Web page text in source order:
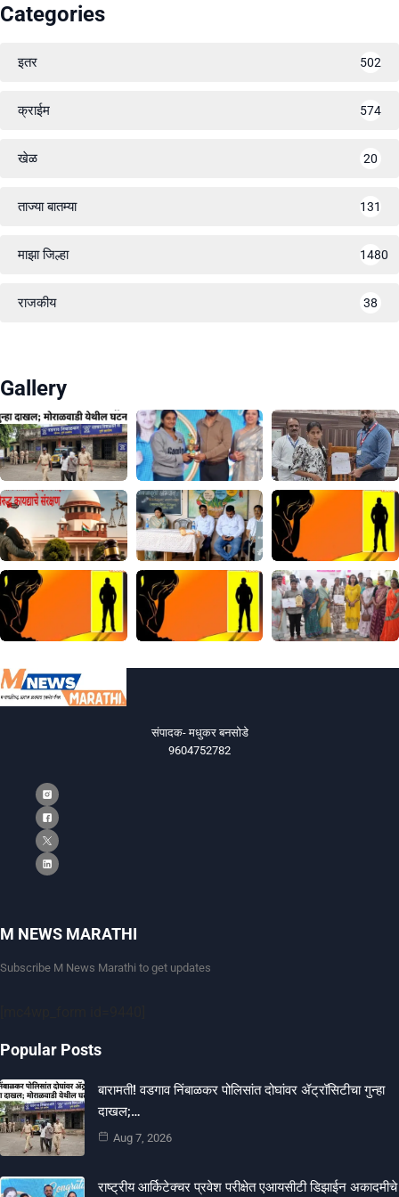
Categories
इतर 502
क्राईम 574
खेळ 20
ताज्या बातम्या 131
माझा जिल्हा 1480
राजकीय 38
Gallery
संपादक- मधुकर बनसोडे
9604752782
M NEWS MARATHI
Subscribe M News Marathi to get updates
Popular Posts
बारामती! वडगाव निंबाळकर पोलिसांत दोघांवर ॲट्रॉसिटीचा गुन्हा
दाखल;…
Aug 7, 2026
राष्ट्रीय आर्किटेक्चर प्रवेश परीक्षेत एआयसीटी डिझाईन अकादमीचे